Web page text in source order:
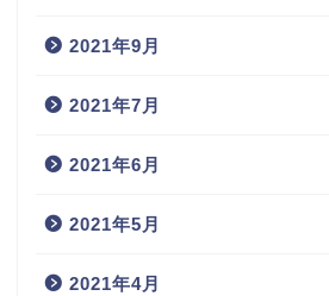
2021年9月
2021年7月
2021年6月
2021年5月
2021年4月